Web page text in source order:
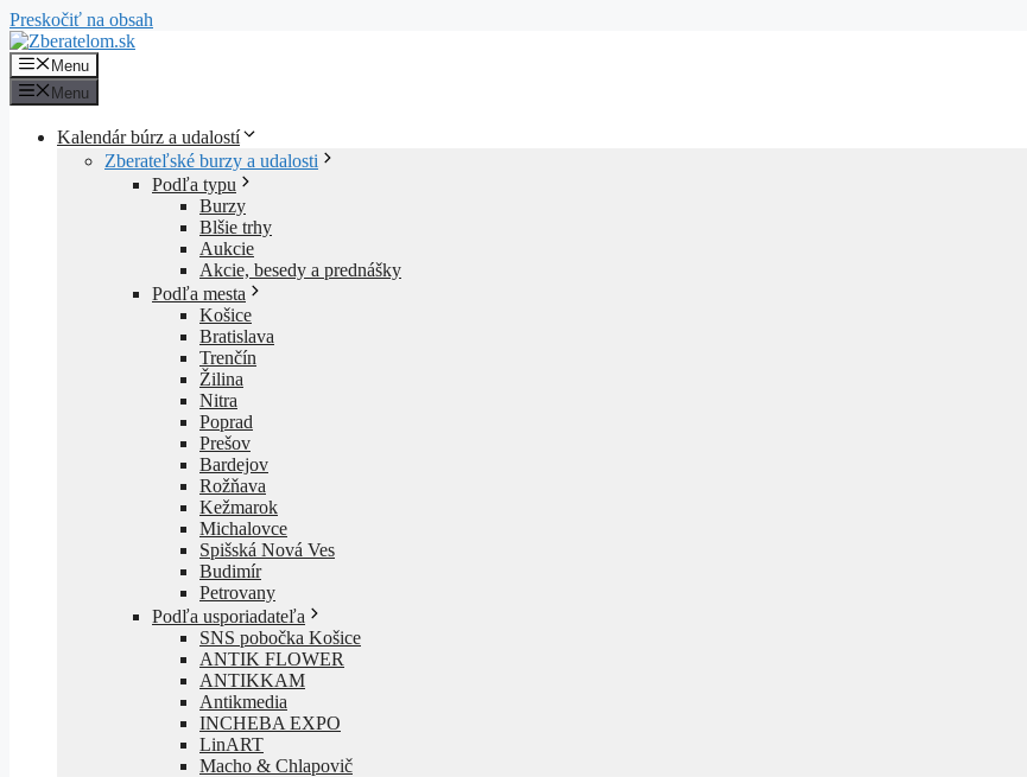
Preskočiť na obsah
Menu
Menu
Kalendár búrz a udalostí
Zberateľské burzy a udalosti
Podľa typu
Burzy
Blšie trhy
Aukcie
Akcie, besedy a prednášky
Podľa mesta
Košice
Bratislava
Trenčín
Žilina
Nitra
Poprad
Prešov
Bardejov
Rožňava
Kežmarok
Michalovce
Spišská Nová Ves
Budimír
Petrovany
Podľa usporiadateľa
SNS pobočka Košice
ANTIK FLOWER
ANTIKKAM
Antikmedia
INCHEBA EXPO
LinART
Macho & Chlapovič